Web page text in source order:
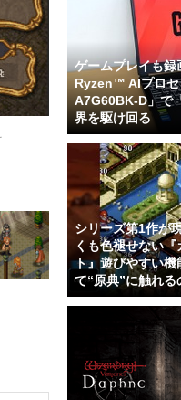
ゲームプレイも
Ryzen™ AIプロセ
A7G60BK-D」で
界を駆け回る
シリーズ第1作が
くも色褪せない
ト』遊びやすい機
て“原典”に触れる